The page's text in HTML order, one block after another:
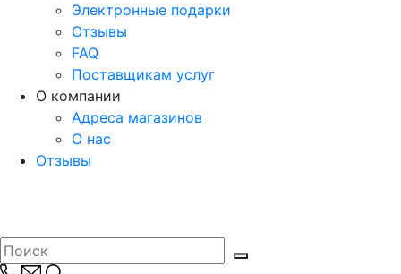
Электронные подарки
Отзывы
FAQ
Поставщикам услуг
О компании
Адреса магазинов
О нас
Отзывы